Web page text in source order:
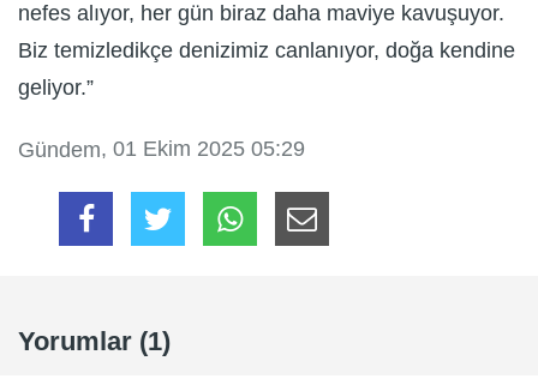
nefes alıyor, her gün biraz daha maviye kavuşuyor.
Biz temizledikçe denizimiz canlanıyor, doğa kendine
geliyor.”
Gündem, 01 Ekim 2025 05:29
Yorumlar (1)